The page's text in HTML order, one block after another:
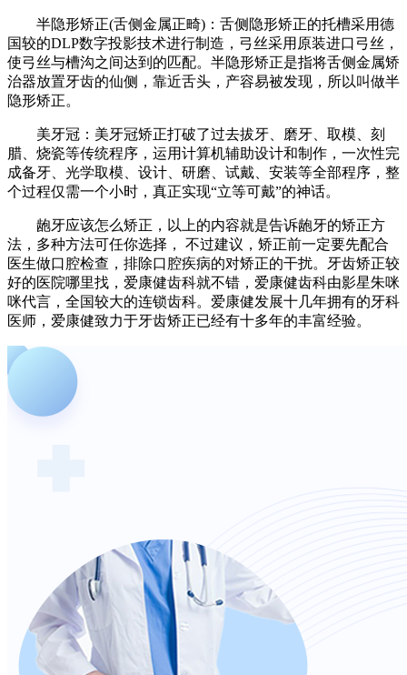
半隐形矫正(舌侧金属正畸)：舌侧隐形矫正的托槽采用德
国较的DLP数字投影技术进行制造，弓丝采用原装进口弓丝，
使弓丝与槽沟之间达到的匹配。半隐形矫正是指将舌侧金属矫
治器放置牙齿的仙侧，靠近舌头，产容易被发现，所以叫做半
隐形矫正。
美牙冠：美牙冠矫正打破了过去拔牙、磨牙、取模、刻
腊、烧瓷等传统程序，运用计算机辅助设计和制作，一次性完
成备牙、光学取模、设计、研磨、试戴、安装等全部程序，整
个过程仅需一个小时，真正实现“立等可戴”的神话。
龅牙应该怎么矫正，以上的内容就是告诉龅牙的矫正方
法，多种方法可任你选择， 不过建议，矫正前一定要先配合
医生做口腔检查，排除口腔疾病的对矫正的干扰。牙齿矫正较
好的医院哪里找，爱康健齿科就不错，爱康健齿科由影星朱咪
咪代言，全国较大的连锁齿科。爱康健发展十几年拥有的牙科
医师，爱康健致力于牙齿矫正已经有十多年的丰富经验。